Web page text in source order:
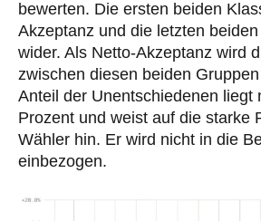
bewerten. Die ersten beiden
Akzeptanz und die letzten
wider. Als Netto-Akzeptanz wird
zwischen diesen beiden
Anteil der Unentschiedenen liegt
Prozent und weist auf die starke
Wähler hin. Er wird nicht in die
einbezogen.